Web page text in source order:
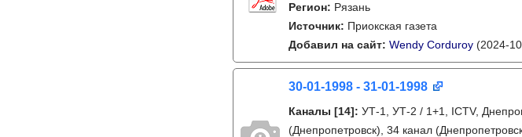
Регион: Рязань
Источник: Приокская газета
Добавил на сайт: Wendy Corduroy (2024-
30-01-1998 - 31-01-1998
Каналы [14]: УТ-1, УТ-2 / 1+1, ICTV,
(Днепропетровск), 34 канал